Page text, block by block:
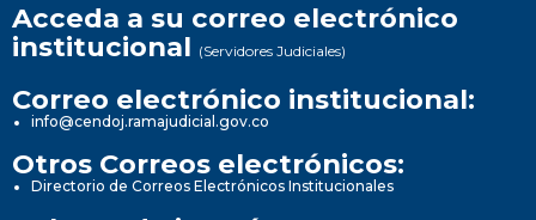
Acceda a su correo electrónico
institucional (Servidores Judiciales)
Correo electrónico institucional:
info@cendoj.ramajudicial.gov.co
Otros Correos electrónicos:
Directorio de Correos Electrónicos Institucionales